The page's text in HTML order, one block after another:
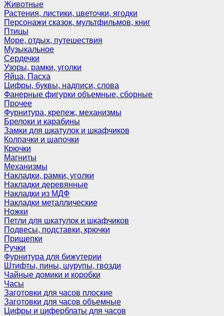
Животные
Растения, листики, цветочки, ягодки
Персонажи сказок, мультфильмов, книг
Птицы
Море, отдых, путешествия
Музыкальное
Сердечки
Узоры, рамки, уголки
Яйца, Пасха
Цифры, буквы, надписи, слова
Фанерные фигурки объемные, сборные
Прочее
Фурнитура, крепеж, механизмы
Брелоки и карабины
Замки для шкатулок и шкафчиков
Колпачки и шапочки
Крючки
Магниты
Механизмы
Накладки, рамки, уголки
Накладки деревянные
Накладки из МДФ
Накладки металлические
Ножки
Петли для шкатулок и шкафчиков
Подвесы, подставки, крючки
Прищепки
Ручки
Фурнитура для бижутерии
Штифты, пины, шурупы, гвозди
Чайные домики и коробки
Часы
Заготовки для часов плоские
Заготовки для часов объемные
Цифры и циферблаты для часов